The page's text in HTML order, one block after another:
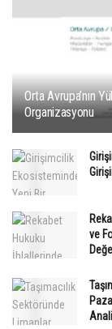
Orta Avrupa’nın
Organizasyonu
ve